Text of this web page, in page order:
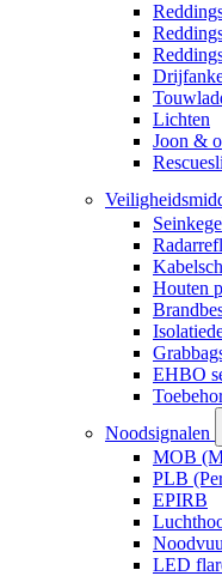
Lichten
Joon &
Houten
EHBO
Noodsignalen
MOB
PLB
EPIRB
LED